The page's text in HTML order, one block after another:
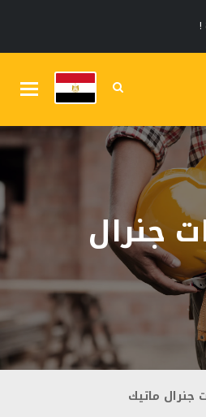
!
جنرال
جنرال ماتيك